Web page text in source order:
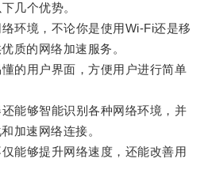
几个优势。
境，不论你是使用Wi-Fi还是移
质的网络加速服务。
用户界面，方便用户进行简单
够智能识别各种网络环境，并
加速网络连接。
够提升网络速度，还能改善用